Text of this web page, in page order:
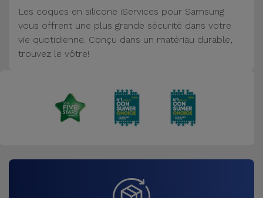
Mobilité,
Auto et
Vélo
Accessoires
Les coques en silicone iServices pour Samsung
vous offrent une plus grande sécurité dans votre
vie quotidienne. Conçu dans un matériau durable,
trouvez le vôtre!